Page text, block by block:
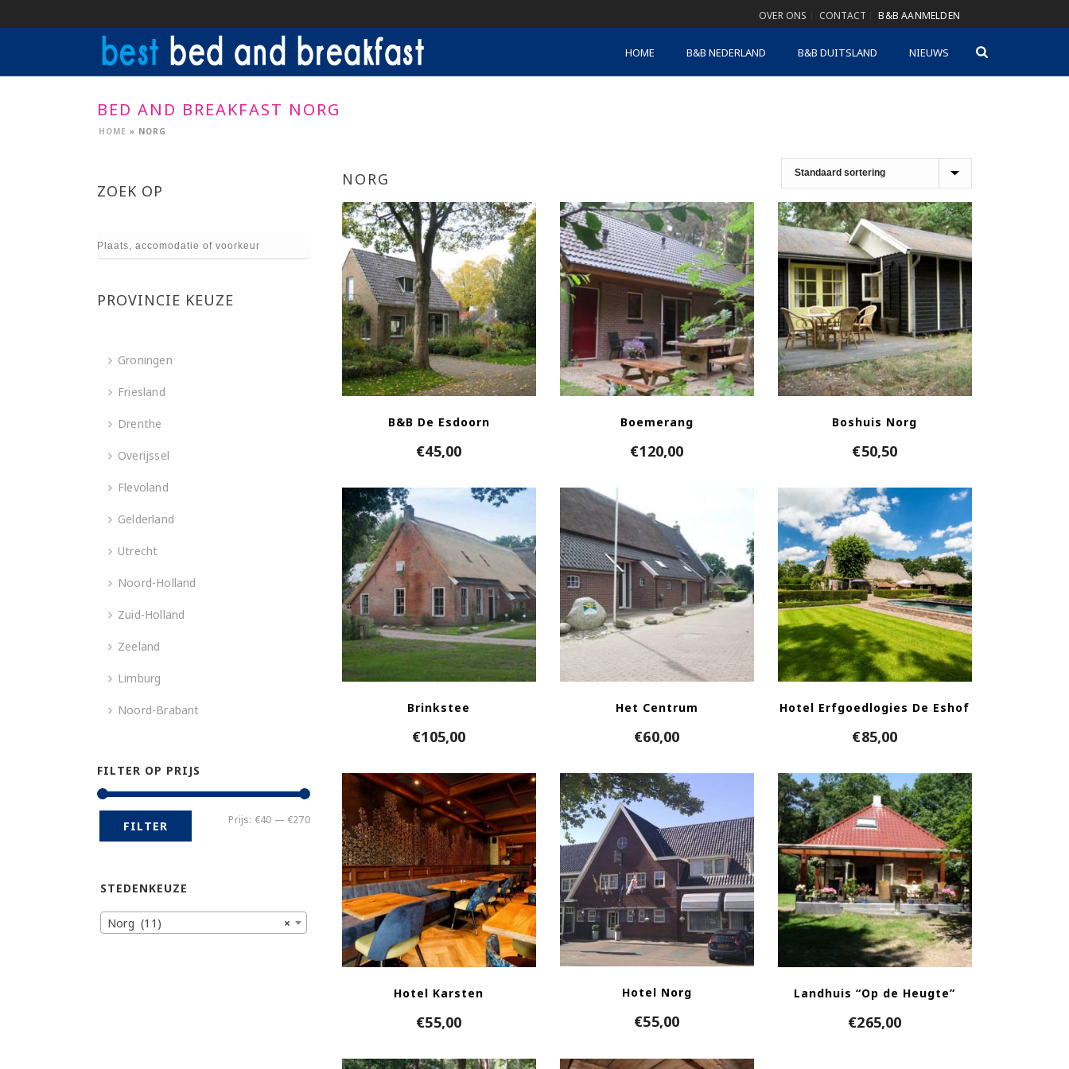
OVER ONS CONTACT B&B AANMELDEN
HOME B&B NEDERLAND B&B DUITSLAND NIEUWS
BED AND BREAKFAST NORG
HOME » NORG
NORG
B&B De Esdoorn
€45,00
Boemerang
€120,00
Boshuis Norg
€50,50
Brinkstee
€105,00
Het Centrum
€60,00
Hotel Erfgoedlogies De Eshof
€85,00
Hotel Karsten
€55,00
Hotel Norg
€55,00
Landhuis “Op de Heugte”
€265,00
ZOEK OP
PROVINCIE KEUZE
Groningen
Friesland
Drenthe
Overijssel
Flevoland
Gelderland
Utrecht
Noord-Holland
Zuid-Holland
Zeeland
Limburg
Noord-Brabant
FILTER OP PRIJS
Min.
Max.
FILTER Prijs: €40 — €270
STEDENKEUZE
×
Norg (11)